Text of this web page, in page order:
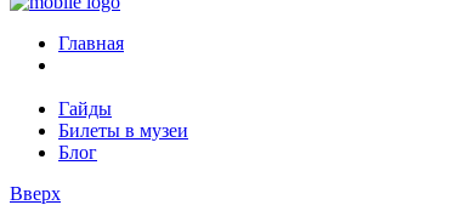
Главная
Гайды
Билеты в музеи
Блог
Вверх